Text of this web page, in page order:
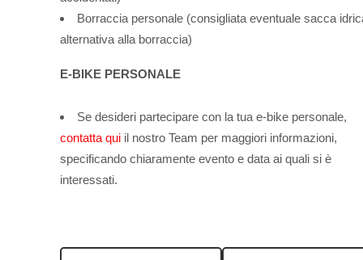
Borraccia personale (consigliata eventuale sacca
alternativa alla borraccia)
E-BIKE PERSONALE
Se desideri partecipare con la tua e-bike personale,
contatta qui il nostro Team per maggiori informazioni,
specificando chiaramente evento e data ai quali si è
interessati.